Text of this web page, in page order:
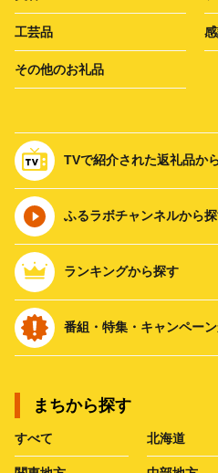
工芸品
その他のお礼品
TVで紹介された返礼品か
ふるラボチャンネルから
ランキングから探す
番組・特集・キャンペー
まちから探す
すべて 北海道